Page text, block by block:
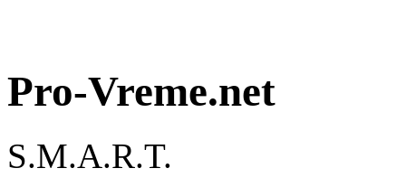
Pro-Vreme.net
S.M.A.R.T.